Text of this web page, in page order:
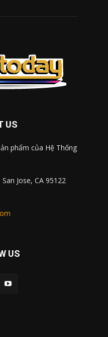
US
phẩm của Hệ Thống
Jose, CA 95122
US